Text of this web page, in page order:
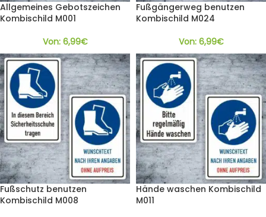
Allgemeines Gebotszeichen
Kombischild M001
Von: 6,99€
Fußgängerweg benutzen
Kombischild M024
Von: 6,99€
Fußschutz benutzen
Kombischild M008
Hände waschen Kombischild
M011